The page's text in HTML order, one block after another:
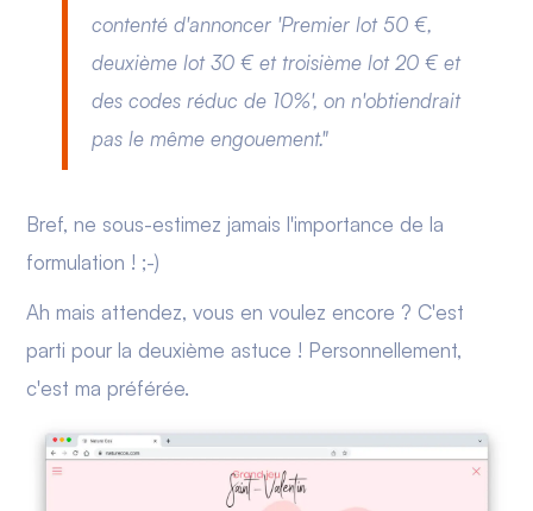
contenté d'annoncer 'Premier lot 50 €,
deuxième lot 30 € et troisième lot 20 € et
des codes réduc de 10%', on n'obtiendrait
pas le même engouement."
Bref, ne sous-estimez jamais l'importance de la
formulation ! ;-)
Ah mais attendez, vous en voulez encore ? C'est
parti pour la deuxième astuce ! Personnellement,
c'est ma préférée.